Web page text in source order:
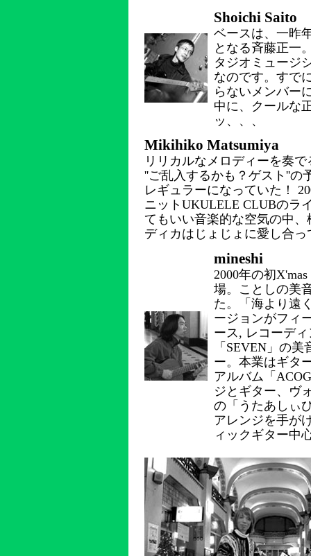
Shoichi Saito
ベースは、一昨
となる斉藤正一
タジオミュージ
なのです。すで
らないメンバー
中に、クールな
ッ、、、
Mikihiko Matsumiya
リリカルなメロディーを奏
''ご乱入するかも？ゲスト''の
レギュラーになっていた！
ニットUKULELE CLUBのラ
てもいい音楽的な空気の中
ディカはじょじょに愛し合
mineshi
2000年の初
場。ことしの美
た。「海より遠
ージョンがフィ
ース, レコーデ
「SEVEN」の
ー。本業はギタ
アルバム「
ジとギター、ヴ
の「うたあしぃ
アレンジを手が
ィックギター中